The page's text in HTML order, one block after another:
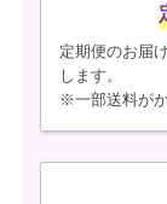
定期便のお届
します。
※一部送料が